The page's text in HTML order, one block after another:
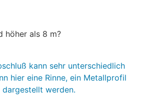
höher als 8 m?
kann sehr unterschiedlich
hier eine Rinne, ein Metallprofil
werden.